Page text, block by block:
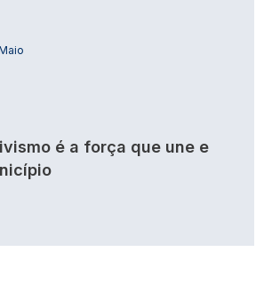
é a força que une e